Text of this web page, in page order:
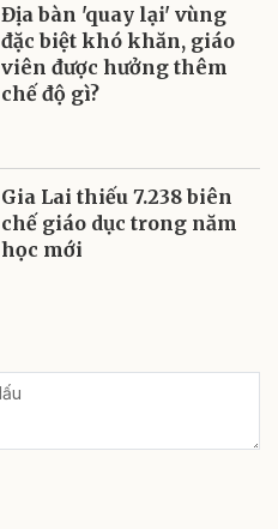
Địa bàn 'quay lại' vùng
đặc biệt khó khăn, giáo
viên được hưởng thêm
chế độ gì?
Gia Lai thiếu 7.238 biên
chế giáo dục trong năm
học mới